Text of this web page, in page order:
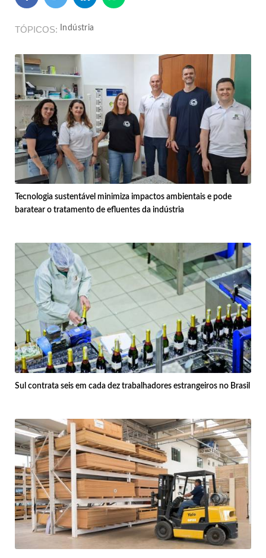
TÓPICOS Indústria
Tecnologia sustentável minimiza impactos ambientais e pode
baratear o tratamento de efluentes da indústria
Sul contrata seis em cada dez trabalhadores estrangeiros no Brasil